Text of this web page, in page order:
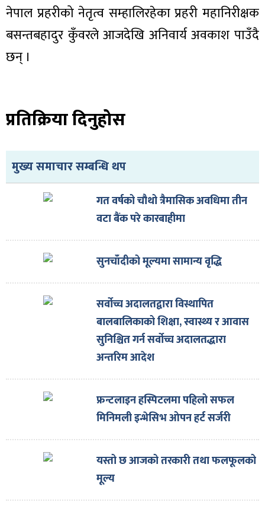
नेपाल प्रहरीको नेतृत्व सम्हालिरहेका प्रहरी महानिरीक्षक
बसन्तबहादुर कुँवरले आजदेखि अनिवार्य अवकाश पाउँदै
छन् ।
प्रतिक्रिया दिनुहोस
मुख्य समाचार सम्बन्धि थप
गत वर्षको चौथो त्रैमासिक अवधिमा तीन
वटा बैंक परे कारबाहीमा
सुनचाँदीको मूल्यमा सामान्य वृद्धि
सर्वोच्च अदालतद्वारा विस्थापित
बालबालिकाको शिक्षा, स्वास्थ्य र आवास
सुनिश्चित गर्न सर्वोच्च अदालतद्धारा
अन्तरिम आदेश
फ्रन्टलाइन हस्पिटलमा पहिलो सफल
मिनिमली इन्भेसिभ ओपन हर्ट सर्जरी
यस्तो छ आजको तरकारी तथा फलफूलको
मूल्य